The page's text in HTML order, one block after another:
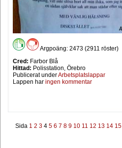
Argpoäng: 2473 (2911 röster)
Cred: Farbor Blå
Hittad: Polisstation, Örebro
Publicerat underArbetsplatslappar
Lappen har ingen kommentar
Sida 1 2 3 45 6 7 8 9 10 11 12 13 14 15